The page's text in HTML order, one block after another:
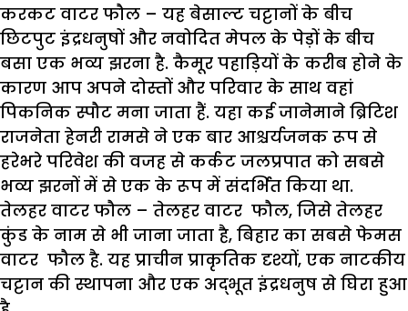
करकट वाटर फौल – यह बेसाल्ट चट्टानों के बीच
छिटपुट इंद्रधनुषों और नवोदित मेपल के पेड़ों के बीच
बसा एक भव्य झरना है. कैमूर पहाड़ियों के करीब होने के
कारण आप अपने दोस्तों और परिवार के साथ वहां
पिकनिक स्पौट मना जाता हैं. यहा कई जानेमाने ब्रिटिश
राजनेता हेनरी रामसे ने एक बार आश्चर्यजनक रूप से
हरेभरे परिवेश की वजह से कर्कट जलप्रपात को सबसे
भव्य झरनों में से एक के रूप में संदर्भित किया था.
तेलहर वाटर फौल – तेलहर वाटर फौल, जिसे तेलहर
कुंड के नाम से भी जाना जाता है, बिहार का सबसे फेमस
वाटर फौल है. यह प्राचीन प्राकृतिक दृश्यों, एक नाटकीय
चट्टान की स्थापना और एक अद्भूत इंद्रधनुष से घिरा हुआ